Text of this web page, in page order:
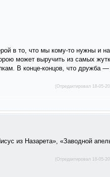
в то, что мы кому-то нужны и
может выручить из самых
В конце-концов, что дружба —
(Отредактировал 18-05-
из Назарета», «Заводной
(Отредактировал 18-05-